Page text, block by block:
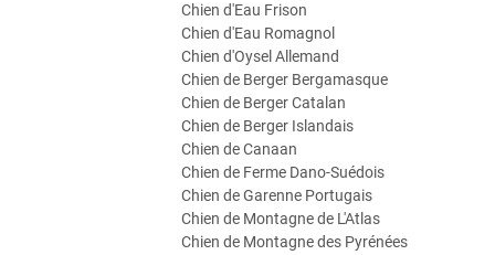
Chien d'Eau Frison
Chien d'Eau Romagnol
Chien d'Oysel Allemand
Chien de Berger Bergamasque
Chien de Berger Catalan
Chien de Berger Islandais
Chien de Canaan
Chien de Ferme Dano-Suédois
Chien de Garenne Portugais
Chien de Montagne de L'Atlas
Chien de Montagne des Pyrénées